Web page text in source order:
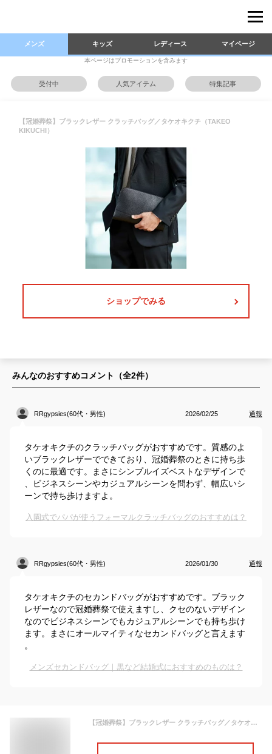
メンズ キッズ レディース マイページ
本ページはプロモーションを含みます
受付中 人気アイテム 特集記事
【冠婚葬祭】ブラックレザー クラッチバッグ／タケオキクチ（TAKEO
KIKUCHI）
ショップでみる
みんなのおすすめコメント（全2件）
RRgypsies(60代・男性) 2026/02/25 通報
タケオキクチのクラッチバッグがおすすめです。質感のよ
いブラックレザーでできており、冠婚葬祭のときに持ち歩
くのに最適です。まさにシンプルイズベストなデザインで
、ビジネスシーンやカジュアルシーンを問わず、幅広いシ
ーンで持ち歩けますよ。
入園式でパパが使うフォーマルクラッチバッグのおすすめは？
RRgypsies(60代・男性) 2026/01/30 通報
タケオキクチのセカンドバッグがおすすめです。ブラック
レザーなので冠婚葬祭で使えますし、クセのないデザイン
なのでビジネスシーンでもカジュアルシーンでも持ち歩け
ます。まさにオールマイティなセカンドバッグと言えます
。
メンズセカンドバッグ｜黒など結婚式におすすめのものは？
【冠婚葬祭】ブラックレザー クラッチバッグ／タケオキクチ（TAKEO KIKUCHI）